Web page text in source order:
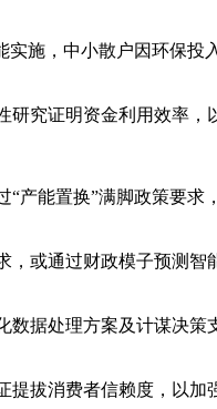
施，中小散户因环保投
究证明资金利用效率，
能置换”满脚政策要求
或通过财政模子预测智
据处理方案及计谋决策
拔消费者信赖度，以加